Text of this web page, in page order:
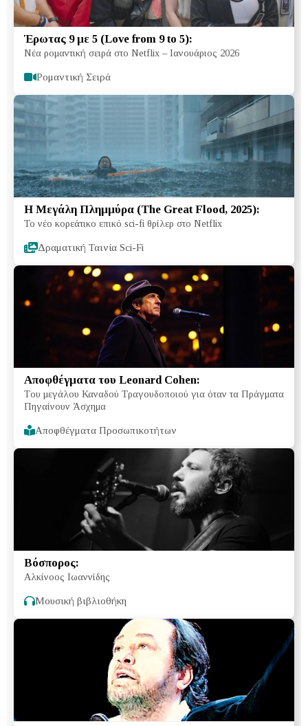
Έρωτας 9 με 5 (Love from 9 to 5):
Νέα ρομαντική σειρά στο Netflix – Ιανουάριος 2026
Ρομαντική Σειρά
Η Μεγάλη Πλημμύρα (The Great Flood, 2025):
Το νέο κορεάτικο επικό sci-fi θρίλερ στο Netflix
Δραματική Ταινία Sci-Fi
Αποφθέγματα του Leonard Cohen:
Tου μεγάλου Καναδού Τραγουδοποιού για όταν τα Πράγματα
Πηγαίνουν Άσχημα
Αποφθέγματα Προσωπικοτήτων
Βόσπορος:
Αλκίνοος Ιωαννίδης
Μουσική βιβλιοθήκη